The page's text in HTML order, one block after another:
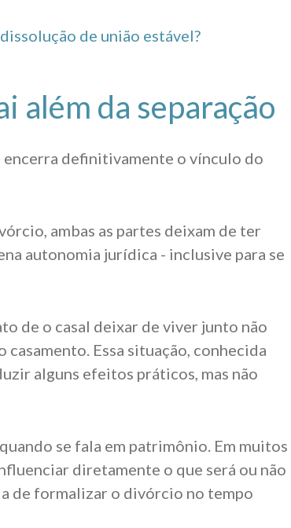
de união estável?
além da separação
definitivamente o vínculo do
ambas as partes deixam de ter
autonomia jurídica - inclusive para se
de o casal deixar de viver junto não
Essa situação, conhecida
alguns efeitos práticos, mas não
se fala em patrimônio. Em muitos
diretamente o que será ou não
de formalizar o divórcio no tempo